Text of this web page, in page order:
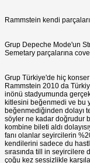
Rammstein kendi
Grup Depeche Mode'un
Semetary parçalarına
Grup Türkiye'de hiç
Rammstein 2010 da
inönü stadyumunda
kitlesini beğenmedi ve bu
beğenmediğinden dolayı
söyler ne kadar doğrudur
kombine bileti aldı
fanı olanlar seyircilerin
kendilerini sadece du
sırasında till in
çoğu kez sessizlikle